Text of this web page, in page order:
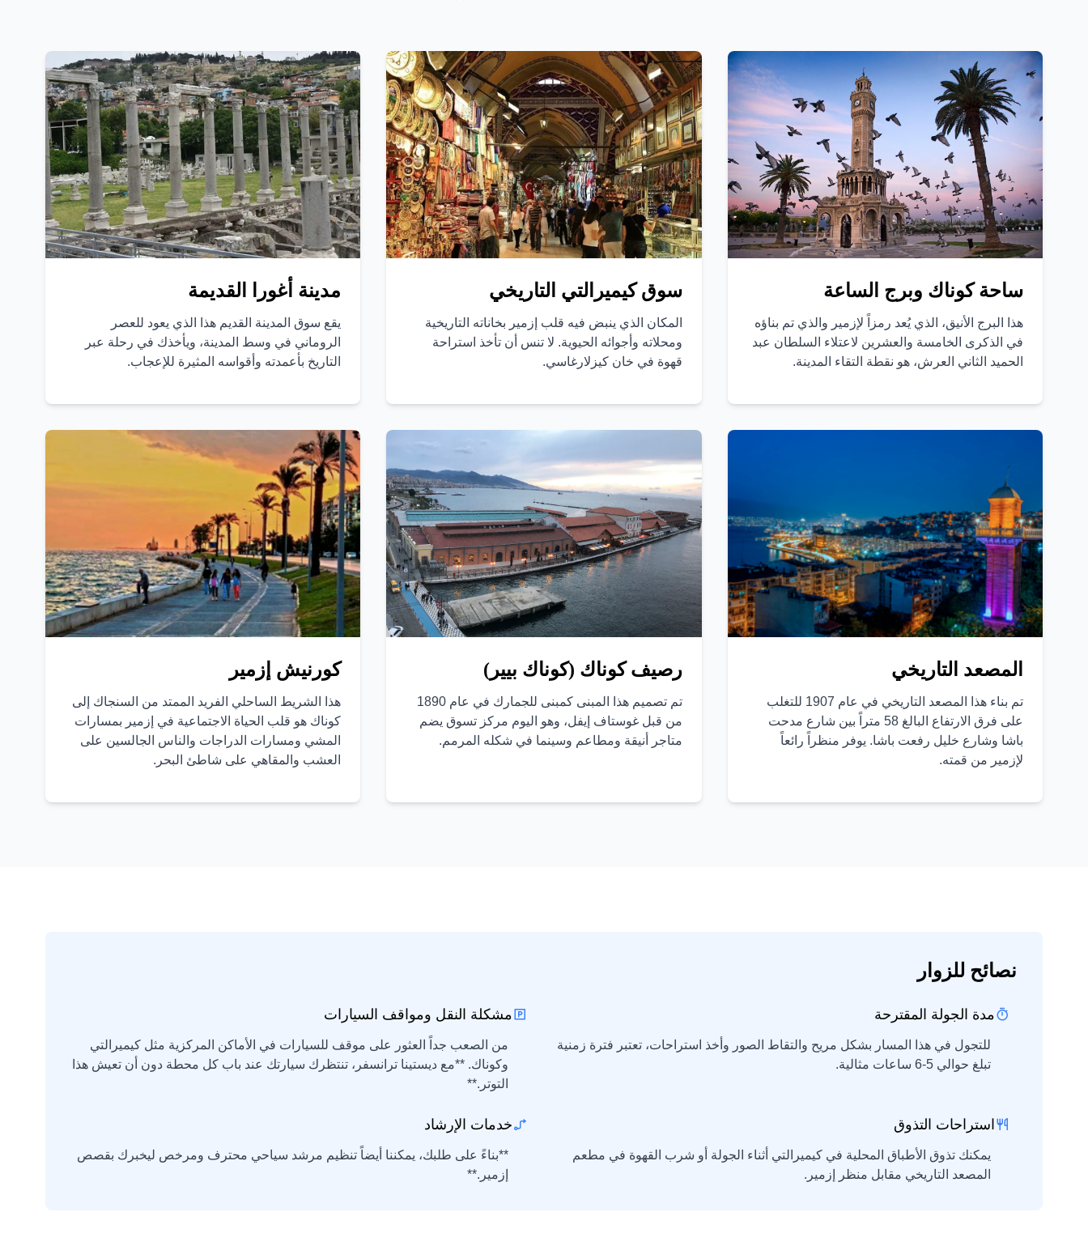
ساحة كوناك وبرج الساعة
هذا البرج الأنيق، الذي يُعد رمزاً لإزمير والذي تم بناؤه
في الذكرى الخامسة والعشرين لاعتلاء السلطان عبد
الحميد الثاني العرش، هو نقطة التقاء المدينة.
سوق كيميرالتي التاريخي
المكان الذي ينبض فيه قلب إزمير بخاناته التاريخية
ومحلاته وأجوائه الحيوية. لا تنس أن تأخذ استراحة
قهوة في خان كيزلارغاسي.
مدينة أغورا القديمة
يقع سوق المدينة القديم هذا الذي يعود للعصر
الروماني في وسط المدينة، ويأخذك في رحلة عبر
التاريخ بأعمدته وأقواسه المثيرة للإعجاب.
المصعد التاريخي
تم بناء هذا المصعد التاريخي في عام 1907 للتغلب
على فرق الارتفاع البالغ 58 متراً بين شارع مدحت
باشا وشارع خليل رفعت باشا. يوفر منظراً رائعاً
لإزمير من قمته.
رصيف كوناك (كوناك بيير)
تم تصميم هذا المبنى كمبنى للجمارك في عام 1890
من قبل غوستاف إيفل، وهو اليوم مركز تسوق يضم
متاجر أنيقة ومطاعم وسينما في شكله المرمم.
كورنيش إزمير
هذا الشريط الساحلي الفريد الممتد من السنجاك إلى
كوناك هو قلب الحياة الاجتماعية في إزمير بمسارات
المشي ومسارات الدراجات والناس الجالسين على
العشب والمقاهي على شاطئ البحر.
نصائح للزوار
مدة الجولة المقترحة
للتجول في هذا المسار بشكل مريح والتقاط الصور وأخذ استراحات، تعتبر فترة زمنية
تبلغ حوالي 5-6 ساعات مثالية.
مشكلة النقل ومواقف السيارات
من الصعب جداً العثور على موقف للسيارات في الأماكن المركزية مثل كيميرالتي
وكوناك. **مع ديستينا ترانسفر، تنتظرك سيارتك عند باب كل محطة دون أن تعيش هذا
التوتر.**
استراحات التذوق
يمكنك تذوق الأطباق المحلية في كيميرالتي أثناء الجولة أو شرب القهوة في مطعم
المصعد التاريخي مقابل منظر إزمير.
خدمات الإرشاد
**بناءً على طلبك، يمكننا أيضاً تنظيم مرشد سياحي محترف ومرخص ليخبرك بقصص
إزمير.**